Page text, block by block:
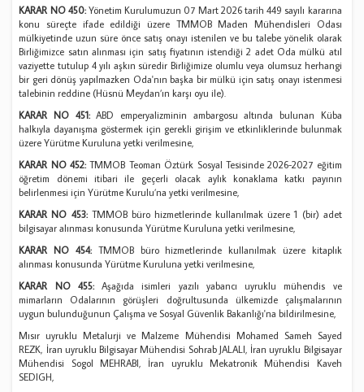
KARAR NO 450: Yönetim Kurulumuzun 07 Mart 2026 tarih 449 sayılı kararına
konu süreçte ifade edildiği üzere TMMOB Maden Mühendisleri Odası
mülkiyetinde uzun süre önce satış onayı istenilen ve bu talebe yönelik olarak
Birliğimizce satın alınması için satış fiyatının istendiği 2 adet Oda mülkü atıl
vaziyette tutulup 4 yılı aşkın süredir Birliğimize olumlu veya olumsuz herhangi
bir geri dönüş yapılmazken Oda'nın başka bir mülkü için satış onayı istenmesi
talebinin reddine (Hüsnü Meydan’ın karşı oyu ile).
KARAR NO 451:ABD emperyalizminin ambargosu altında bulunan Küba
halkıyla dayanışma göstermek için gerekli girişim ve etkinliklerinde bulunmak
üzere Yürütme Kuruluna yetki verilmesine,
KARAR NO 452: TMMOB Teoman Öztürk Sosyal Tesisinde 2026-2027 eğitim
öğretim dönemi itibari ile geçerli olacak aylık konaklama katkı payının
belirlenmesi için Yürütme Kurulu’na yetki verilmesine,
KARAR NO 453: TMMOB büro hizmetlerinde kullanılmak üzere 1 (bir) adet
bilgisayar alınması konusunda Yürütme Kuruluna yetki verilmesine,
KARAR NO 454: TMMOB büro hizmetlerinde kullanılmak üzere kitaplık
alınması konusunda Yürütme Kuruluna yetki verilmesine,
KARAR NO 455:Aşağıda isimleri yazılı yabancı uyruklu mühendis ve
mimarların Odalarının görüşleri doğrultusunda ülkemizde çalışmalarının
uygun bulunduğunun Çalışma ve Sosyal Güvenlik Bakanlığı'na bildirilmesine,
Mısır uyruklu Metalurji ve Malzeme Mühendisi Mohamed Sameh Sayed
REZK, İran uyruklu Bilgisayar Mühendisi Sohrab JALALI, İran uyruklu Bilgisayar
Mühendisi Sogol MEHRABI, İran uyruklu Mekatronik Mühendisi Kaveh
SEDIGH,